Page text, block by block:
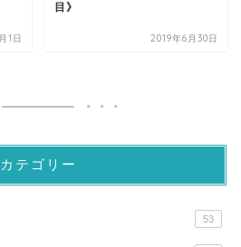
1日
目》
2019年6月30日
カテゴリー
53